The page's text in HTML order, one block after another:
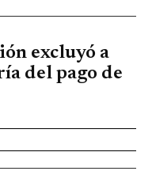
excluyó a
del pago de